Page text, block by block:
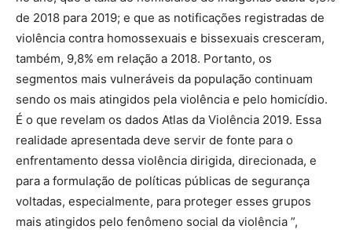
de 2018 para 2019; e que as notificações registradas de
violência contra homossexuais e bissexuais cresceram,
também, 9,8% em relação a 2018. Portanto, os
segmentos mais vulneráveis da população continuam
sendo os mais atingidos pela violência e pelo homicídio.
É o que revelam os dados Atlas da Violência 2019. Essa
realidade apresentada deve servir de fonte para o
enfrentamento dessa violência dirigida, direcionada, e
para a formulação de políticas públicas de segurança
voltadas, especialmente, para proteger esses grupos
mais atingidos pelo fenômeno social da violência ”,